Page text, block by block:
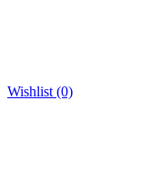
Wishlist (0)